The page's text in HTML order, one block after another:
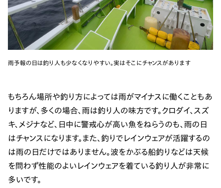
雨予報の日は釣り人も少なくなりやすい。実はそこにチャンスがあります
もちろん場所や釣り方によっては雨がマイナスに働くこともあ
りますが、多くの場合、雨は釣り人の味方です。クロダイ、スズ
キ、メジナなど、日中に警戒心が高い魚をねらうのも、雨の日
はチャンスになります。また、釣りでレインウェアが活躍するの
は雨の日だけではありません。波をかぶる船釣りなどは天候
を問わず性能のよいレインウェアを着ている釣り人が非常に
多いです。